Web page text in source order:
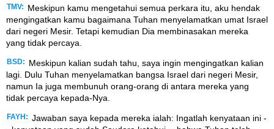
TMV:
Meskipun kamu mengetahui semua perkara itu, aku hendak
mengingatkan kamu bagaimana Tuhan menyelamatkan umat Israel
dari negeri Mesir. Tetapi kemudian Dia membinasakan mereka
yang tidak percaya.
BSD:
Meskipun kalian sudah tahu, saya ingin mengingatkan kalian
lagi. Dulu Tuhan menyelamatkan bangsa Israel dari negeri Mesir,
namun Ia juga membunuh orang-orang di antara mereka yang
tidak percaya kepada-Nya.
FAYH: Jawaban saya kepada mereka ialah: Ingatlah kenyataan ini -